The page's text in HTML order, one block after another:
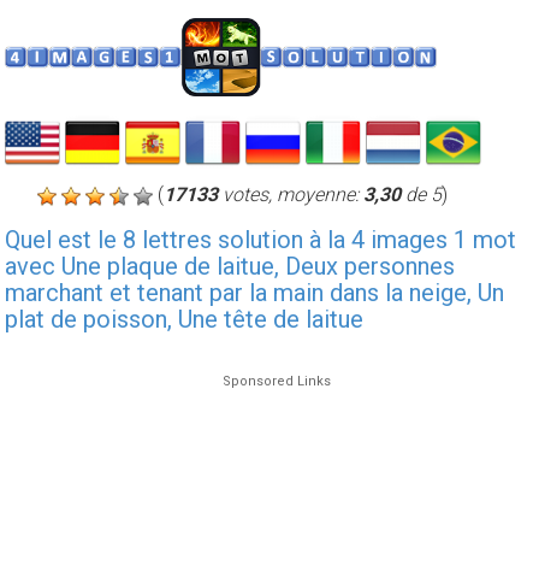
(17133votes, moyenne:3,30de 5)
Quel est le 8 lettres solution à la 4 images 1 mot
avec Une plaque de laitue, Deux personnes
marchant et tenant par la main dans la neige, Un
plat de poisson, Une tête de laitue
Sponsored Links